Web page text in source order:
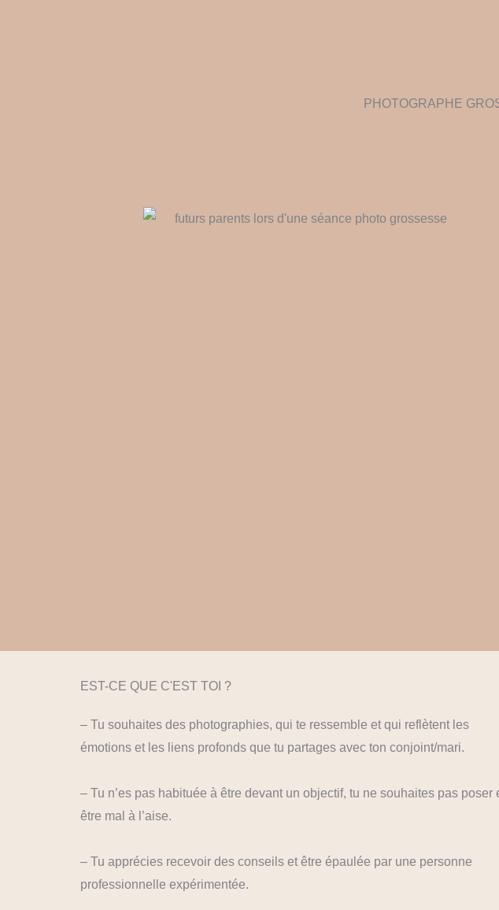
PHOTOGRAPHE
EST-CE QUE C'EST TOI ?
– Tu souhaites des photographies, qui te ressemble et qui reflètent les
émotions et les liens profonds que tu partages avec ton conjoint/mari.
– Tu n’es pas habituée à être devant un objectif, tu ne souhaites pas poser
être mal à l’aise.
– Tu apprécies recevoir des conseils et être épaulée par une personne
professionnelle expérimentée.